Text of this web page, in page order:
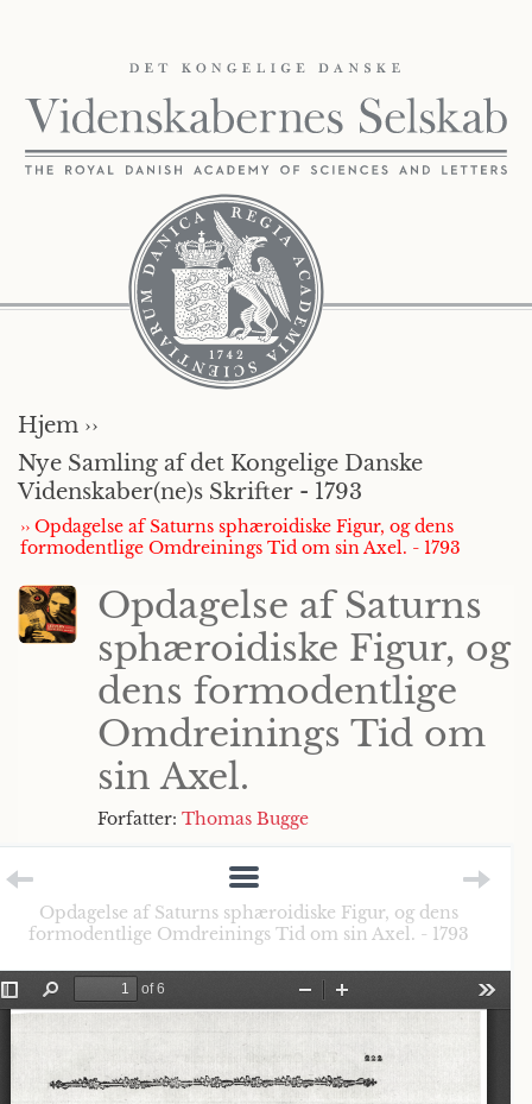
Hjem ››
Nye Samling af det Kongelige Danske
Videnskaber(ne)s Skrifter - 1793
›› Opdagelse af Saturns sphæroidiske Figur, og dens
formodentlige Omdreinings Tid om sin Axel. - 1793
Opdagelse af Saturns
sphæroidiske Figur, og
dens formodentlige
Omdreinings Tid om
sin Axel.
Forfatter: Thomas Bugge
Opdagelse af Saturns sphæroidiske Figur, og dens
formodentlige Omdreinings Tid om sin Axel. - 1793